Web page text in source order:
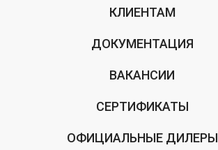
КЛИЕНТАМ
ДОКУМЕНТАЦИЯ
ВАКАНСИИ
СЕРТИФИКАТЫ
ОФИЦИАЛЬНЫЕ ДИЛЕРЫ